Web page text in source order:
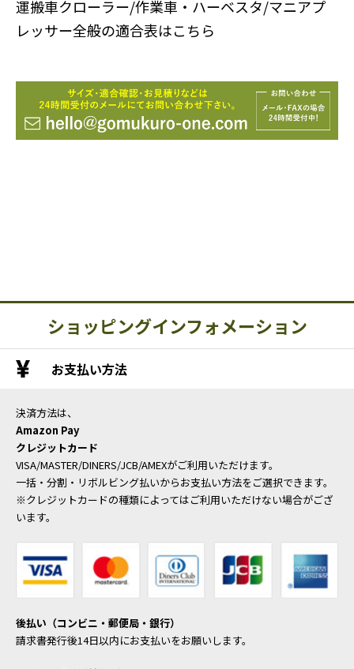
運搬車クローラー/作業車・ハーベスタ/マニアプ
レッサー全般の適合表はこちら
ショッピングインフォメーション
お支払い方法
決済方法は、
Amazon Pay
クレジットカード
VISA/MASTER/DINERS/JCB/AMEXがご利用いただけます。
一括・分割・リボルビング払いからお支払い方法をご選択できます。
※クレジットカードの種類によってはご利用いただけない場合がござ
います。
後払い（コンビニ・郵便局・銀行）
請求書発行後14日以内にお支払いをお願いします。